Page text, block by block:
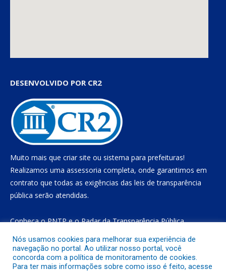
DESENVOLVIDO POR CR2
Muito mais que criar site ou sistema para prefeituras!
Realizamos uma assessoria completa, onde garantimos em
contrato que todas as exigências das leis de transparência
pública serão atendidas.
Conheça oPNTPe oRadar da Transparência Pública
Todos os direitos reservados a Prefeitura Municipal de Gurupá
Nós usamos cookies para melhorar sua experiência de
navegação no portal. Ao utilizar nosso portal, você
concorda com a política de monitoramento de cookies.
Para ter mais informações sobre como isso é feito, acesse